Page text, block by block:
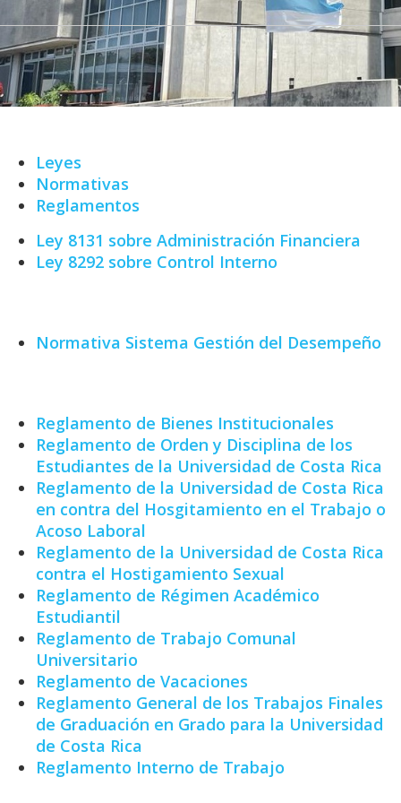
Leyes
Normativas
Reglamentos
Ley 8131 sobre Administración Financiera
Ley 8292 sobre Control Interno
Normativa Sistema Gestión del Desempeño
Reglamento de Bienes Institucionales
Reglamento de Orden y Disciplina de los
Estudiantes de la Universidad de Costa Rica
Reglamento de la Universidad de Costa Rica
en contra del Hosgitamiento en el Trabajo o
Acoso Laboral
Reglamento de la Universidad de Costa Rica
contra el Hostigamiento Sexual
Reglamento de Régimen Académico
Estudiantil
Reglamento de Trabajo Comunal
Universitario
Reglamento de Vacaciones
Reglamento General de los Trabajos Finales
de Graduación en Grado para la Universidad
de Costa Rica
Reglamento Interno de Trabajo